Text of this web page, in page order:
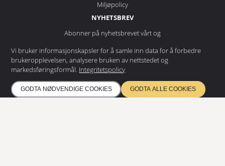
Miljøpolicy
NYHETSBREV
Abonner på nyhetsbrevet vårt og
ABONNERE
Vi bruker informasjonskapsler for å samle inn data for å forbedre
brukeropplevelsen, analysere bruken av nettstedet og
markedsføringsformål. Integritetspolicy
GODTA NØDVENDIGE COOKIES GODTA ALLE COOKIES